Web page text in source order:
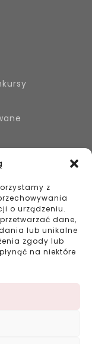
z
o urządzeniu.
dane,
lub unikalne
zgody lub
na niektóre